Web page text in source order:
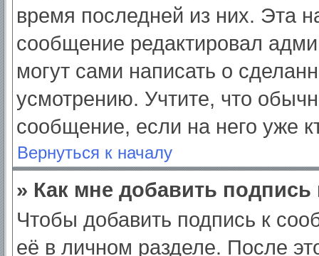
время последней из них. Эта
сообщение редактировал
могут сами написать о
усмотрению. Учтите, что
сообщение, если на него уже
Вернуться к началу
» Как мне добавить
Чтобы добавить подпись к
её в личном разделе. После